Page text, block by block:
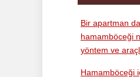
Bir apartman
hamamböceği
yöntem ve
Hamamböceği